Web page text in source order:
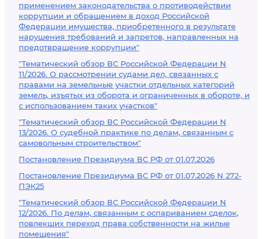
применением законодательства о противодействии
коррупции и обращением в доход Российской
Федерации имущества, приобретенного в результате
нарушения требований и запретов, направленных на
предотвращение коррупции"
"Тематический обзор ВС Российской Федерации N
11/2026. О рассмотрении судами дел, связанных с
правами на земельные участки отдельных категорий
земель, изъятых из оборота и ограниченных в обороте, и
с использованием таких участков"
"Тематический обзор ВС Российской Федерации N
13/2026. О судебной практике по делам, связанным с
самовольным строительством"
Постановление Президиума ВС РФ от 01.07.2026
Постановление Президиума ВС РФ от 01.07.2026 N 272-
ПЭК25
"Тематический обзор ВС Российской Федерации N
12/2026. По делам, связанным с оспариванием сделок,
повлекших переход права собственности на жилые
помещения"